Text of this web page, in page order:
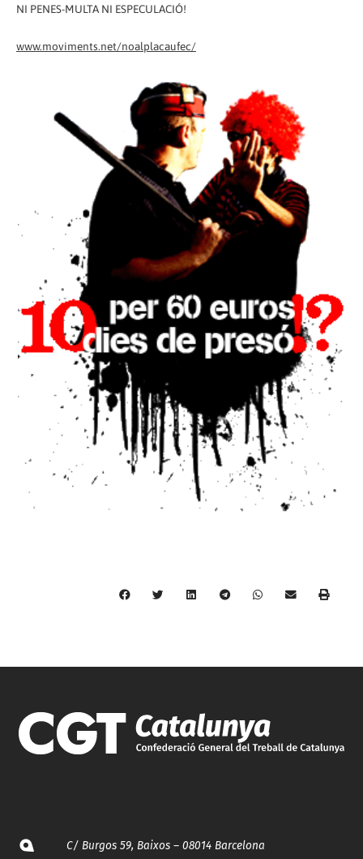
NI PENES-MULTA NI ESPECULACIÓ!
www.moviments.net/noalplacaufec/
C/ Burgos 59, Baixos – 08014 Barcelona